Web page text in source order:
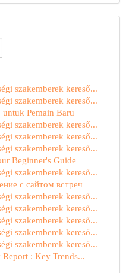
szakemberek kereső...
szakemberek kereső...
untuk Pemain Baru
szakemberek kereső...
szakemberek kereső...
szakemberek kereső...
Beginner's Guide
szakemberek kereső...
с сайтом встреч
szakemberek kereső...
szakemberek kereső...
szakemberek kereső...
szakemberek kereső...
szakemberek kereső...
: Key Trends...